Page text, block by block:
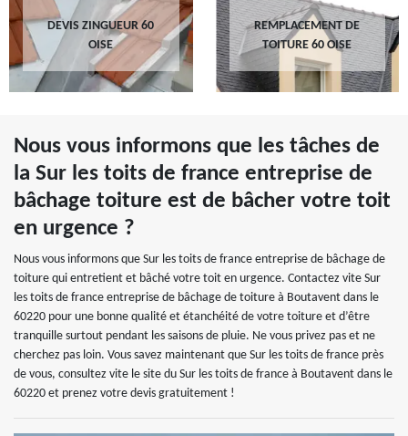
DEVIS ZINGUEUR 60
OISE
REMPLACEMENT DE
TOITURE 60 OISE
Nous vous informons que les tâches de
la Sur les toits de france entreprise de
bâchage toiture est de bâcher votre toit
en urgence ?
Nous vous informons que Sur les toits de france entreprise de bâchage de
toiture qui entretient et bâché votre toit en urgence. Contactez vite Sur
les toits de france entreprise de bâchage de toiture à Boutavent dans le
60220 pour une bonne qualité et étanchéité de votre toiture et d’être
tranquille surtout pendant les saisons de pluie. Ne vous privez pas et ne
cherchez pas loin. Vous savez maintenant que Sur les toits de france près
de vous, consultez vite le site du Sur les toits de france à Boutavent dans le
60220 et prenez votre devis gratuitement !